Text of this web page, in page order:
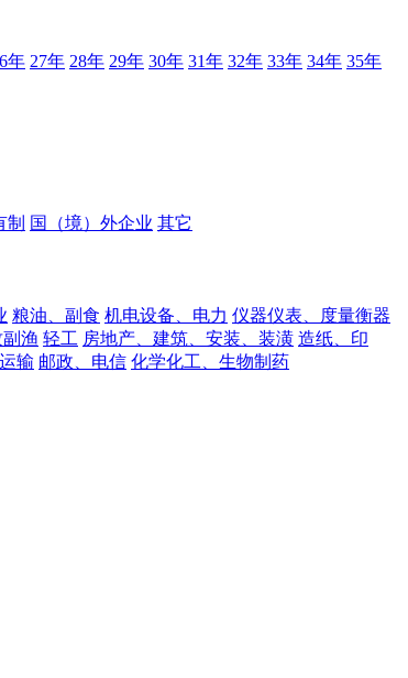
年 27年 28年 29年 30年 31年 32年 33年 34年 35年
制 国（境）外企业 其它
粮油、副食 机电设备、电力 仪器仪表、度量衡器
渔 轻工 房地产、建筑、安装、装潢 造纸、印
输 邮政、电信 化学化工、生物制药